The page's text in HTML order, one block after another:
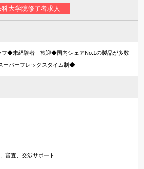
生）
科大学院修了者求人
フ◆未経験者 歓迎◆国内シェアNo.1の製品が多数
ーパーフレックスタイム制◆
審査、交渉サポート